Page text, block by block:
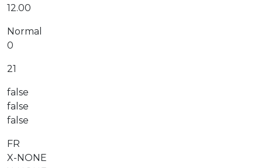
12.00
Normal
0
21
false
false
false
FR
X-NONE